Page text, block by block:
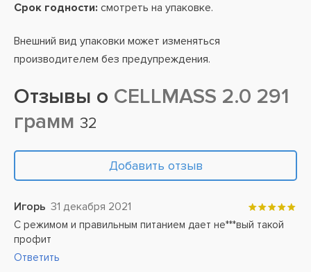
Срок годности: смотреть на упаковке.
Внешний вид упаковки может изменяться
производителем без предупреждения.
Отзывы о CELLMASS 2.0 291
грамм 32
Добавить отзыв
Игорь 31 декабря 2021
С режимом и правильным питанием дает не***вый такой
профит
Ответить